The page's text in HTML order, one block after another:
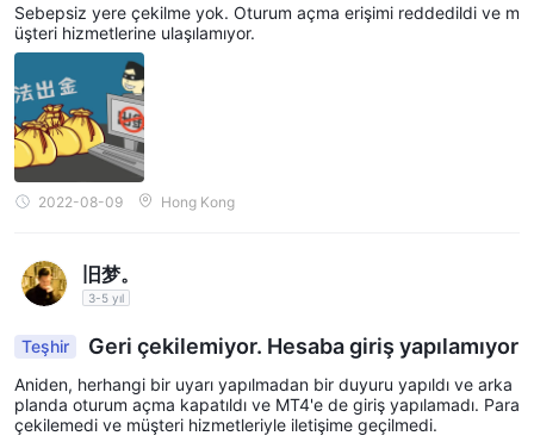
Sebepsiz yere çekilme yok. Oturum açma erişimi reddedildi ve m
üşteri hizmetlerine ulaşılamıyor.
2022-08-09 Hong Kong
旧梦。
3-5 yıl
Teşhir Geri çekilemiyor. Hesaba giriş yapılamıyor
Aniden, herhangi bir uyarı yapılmadan bir duyuru yapıldı ve arka
planda oturum açma kapatıldı ve MT4'e de giriş yapılamadı. Para
çekilemedi ve müşteri hizmetleriyle iletişime geçilmedi.